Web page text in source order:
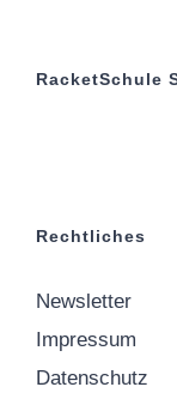
RacketSchule
Rechtliches
Newsletter
Impressum
Datenschutz